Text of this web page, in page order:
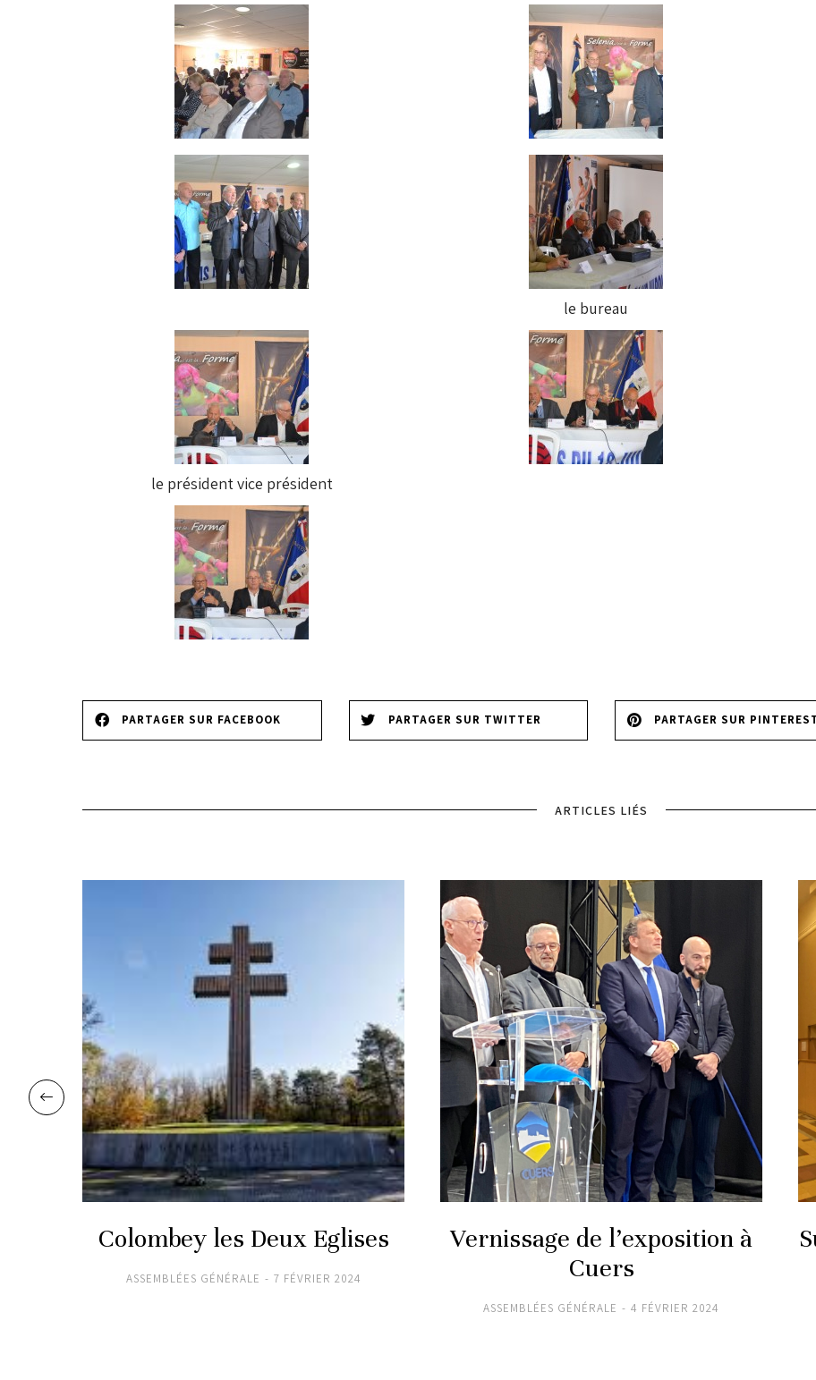
le bureau
le président vice président
PARTAGER SUR FACEBOOK PARTAGER SUR TWITTER PARTAGER SUR
ARTICLES LIÉS
Colombey les Deux Eglises
ASSEMBLÉES GÉNÉRALE 7 FÉVRIER 2024
Vernissage de l’exposition à
Cuers
ASSEMBLÉES GÉNÉRALE 4 FÉVRIER 2024